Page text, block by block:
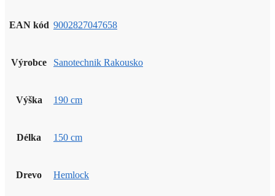
EAN kód 9002827047658
Výrobce Sanotechnik Rakousko
Výška 190 cm
Délka 150 cm
Drevo Hemlock